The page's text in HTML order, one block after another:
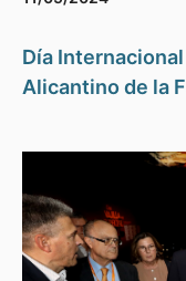
Día
Alicantino de la